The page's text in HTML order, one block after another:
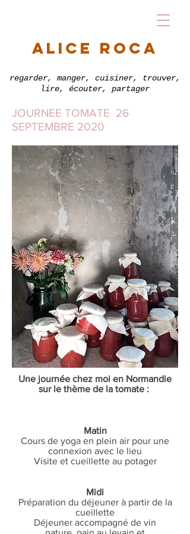
alice roca
regarder, manger, cuisiner, trouver,
lire, écouter, partager
JOURNEE TOMATE 26
SEPTEMBRE 2020
Une journée chez moi en Normandie
sur le thème de la tomate :
Matin
Cours de yoga en plein air pour une
connexion avec le lieu
Visite et cueillette au potager
Midi
Préparation du déjeuner à partir de la
cueillette
Déjeuner accompagné de vin